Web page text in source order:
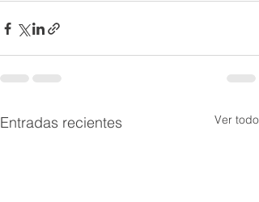
Entradas recientes Ver todo